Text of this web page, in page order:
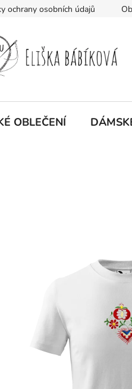
ochrany osobních údajů
OBLEČENÍ